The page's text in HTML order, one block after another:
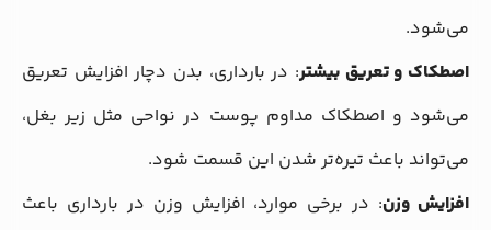
می‌شود.
اصطکاک و تعریق بیشتر: در بارداری، بدن دچار افزایش تعریق
می‌شود و اصطکاک مداوم پوست در نواحی مثل زیر بغل،
می‌تواند باعث تیره‌تر شدن این قسمت شود.
افزایش وزن: در برخی موارد، افزایش وزن در بارداری باعث